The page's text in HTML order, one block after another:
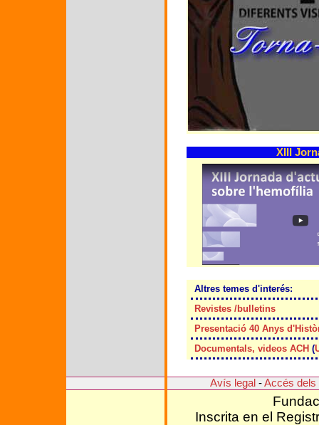
XIII
Altres temes d'interés:
Revistes /bulletins
Presentació 40 Anys
Documentals, videos ACH (
Avís legal -Accés dels
Inscrita en el